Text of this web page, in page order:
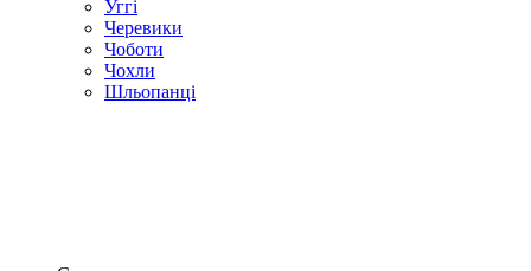
Уггі
Черевики
Чоботи
Чохли
Шльопанці